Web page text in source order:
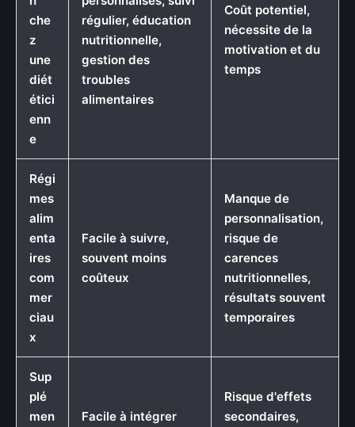
che
z
une
diét
étici
enn
e
régulier, éducation
nutritionnelle,
gestion des
troubles
alimentaires
Coût potentiel,
nécessite de la
motivation et du
temps
Régi
mes
alim
enta
ires
com
mer
ciau
x
Facile à suivre,
souvent moins
coûteux
Manque de
personnalisation,
risque de
carences
nutritionnelles,
résultats souvent
temporaires
Sup
plé
men
Facile à intégrer
Risque d'effets
secondaires,